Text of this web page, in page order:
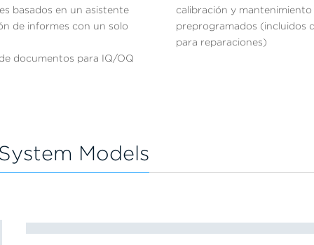
basados en un asistente
de informes con un solo
documentos para IQ/OQ
calibración y
preprogramados (incluidos
para reparaciones)
Models